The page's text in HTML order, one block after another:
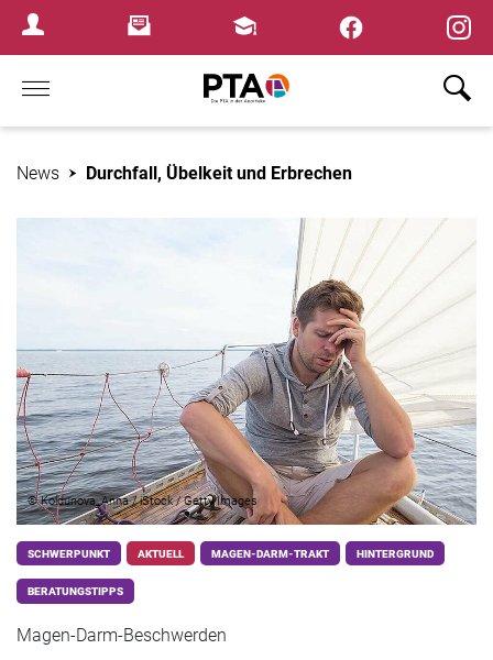
Login MenuNewsletterFortbildungen
Home
News Durchfall, Übelkeit und Erbrechen
© Koldunova_Anna / iStock / Getty Images
SCHWERPUNKT AKTUELL MAGEN-DARM-TRAKT HINTERGRUND
BERATUNGSTIPPS
Magen-Darm-Beschwerden
×